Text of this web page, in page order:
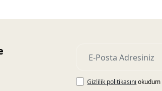
Gizlilik politikasını okudum